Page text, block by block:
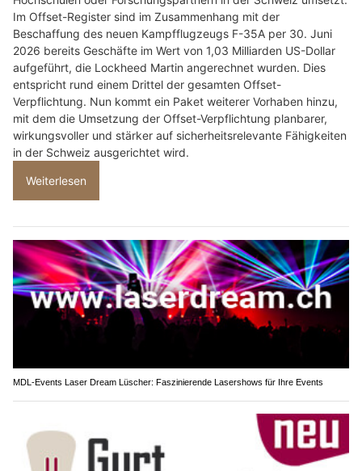
Im Offset-Register sind im Zusammenhang mit der
Beschaffung des neuen Kampfflugzeugs F-35A per 30. Juni
2026 bereits Geschäfte im Wert von 1,03 Milliarden US-Dollar
aufgeführt, die Lockheed Martin angerechnet wurden. Dies
entspricht rund einem Drittel der gesamten Offset-
Verpflichtung. Nun kommt ein Paket weiterer Vorhaben hinzu,
mit dem die Umsetzung der Offset-Verpflichtung planbarer,
wirkungsvoller und stärker auf sicherheitsrelevante Fähigkeiten
in der Schweiz ausgerichtet wird.
Weiterlesen
MDL-Events Laser Dream Lüscher: Faszinierende Lasershows für Ihre Events